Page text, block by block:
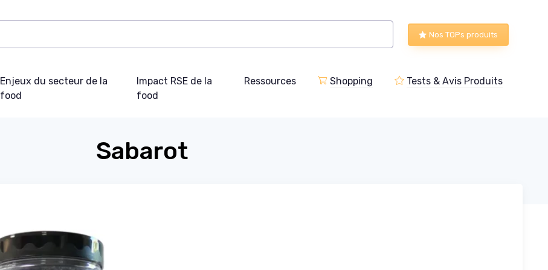
Nos TOPs produits
Enjeux du secteur de la
food
Impact RSE de la
food
Ressources Shopping Tests & Avis Produits
Sabarot